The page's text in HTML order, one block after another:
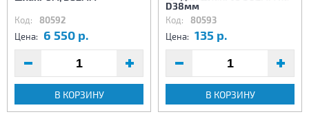
Код: 80592
Цена: 6 550 р.
В КОРЗИНУ
D38мм
Код: 80593
Цена: 135 р.
В КОРЗИНУ